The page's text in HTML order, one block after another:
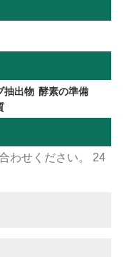
抽出物 酵素の準備
わせください。 24